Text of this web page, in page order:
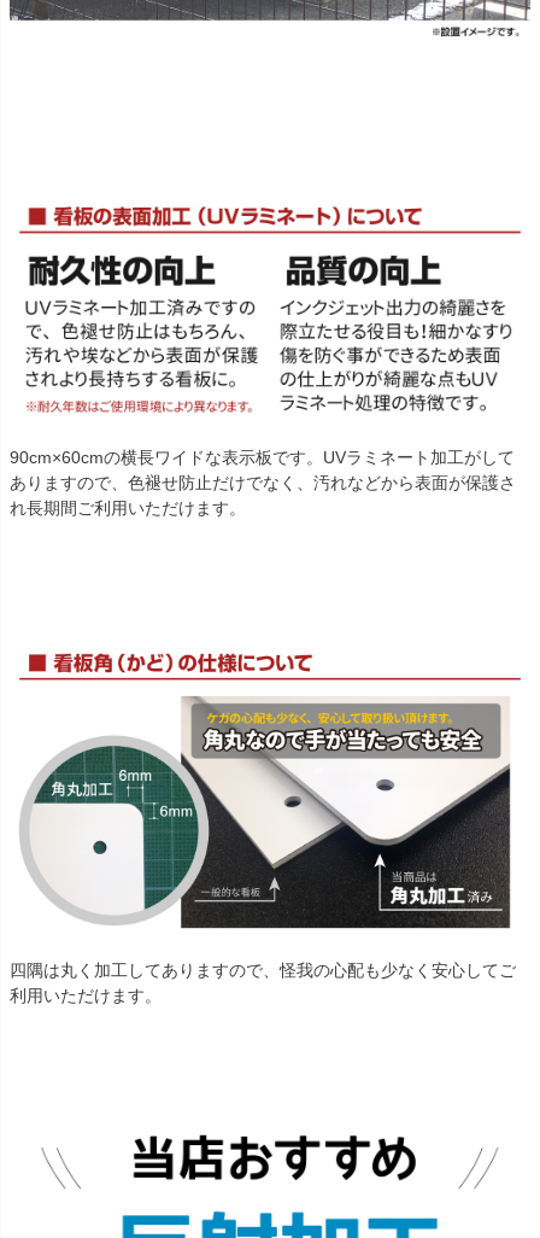
90cm×60cmの横長ワイドな表示板です。UVラミネート加工がして
ありますので、色褪せ防止だけでなく、汚れなどから表面が保護さ
れ長期間ご利用いただけます。
四隅は丸く加工してありますので、怪我の心配も少なく安心してご
利用いただけます。